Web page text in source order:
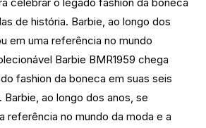
de história. Barbie, ao longo dos
em uma referência no mundo
Barbie BMR1959 chega
fashion da boneca em suas seis
ao longo dos anos, se
referência no mundo da moda e a